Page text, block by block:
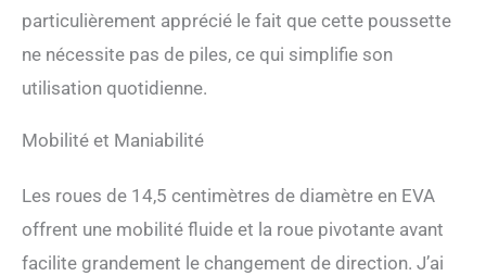
particulièrement apprécié le fait que cette poussette
ne nécessite pas de piles, ce qui simplifie son
utilisation quotidienne.
Mobilité et Maniabilité
Les roues de 14,5 centimètres de diamètre en EVA
offrent une mobilité fluide et la roue pivotante avant
facilite grandement le changement de direction. J’ai